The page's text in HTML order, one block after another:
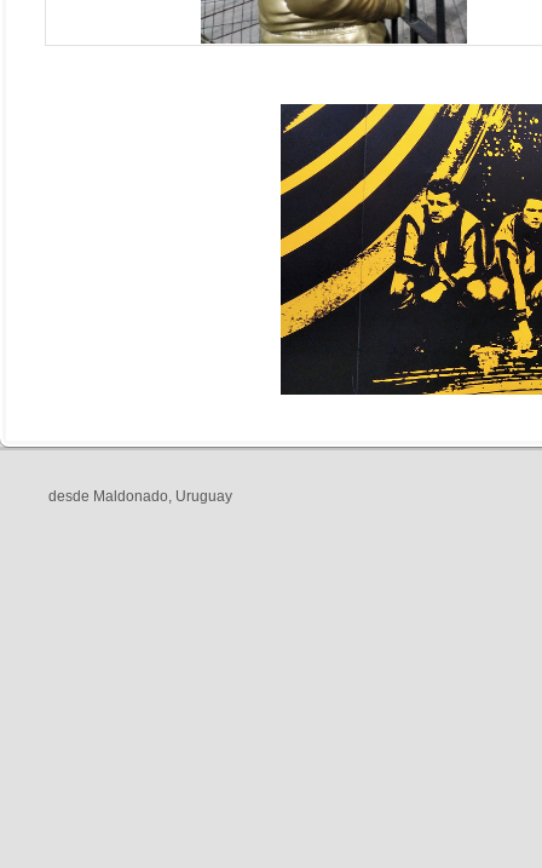
desde Maldonado, Uruguay